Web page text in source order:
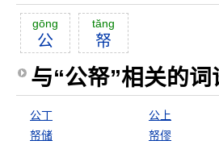
gōng
公
tăng
帑
与“公帑”相关的词
公丁 公上
帑储
帑僇